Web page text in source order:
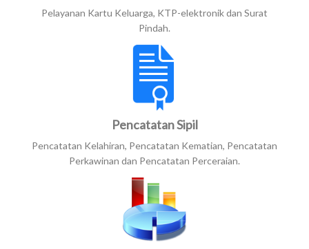
Pelayanan Kartu Keluarga, KTP-elektronik dan Surat
Pindah.
Pencatatan Sipil
Pencatatan Kelahiran, Pencatatan Kematian, Pencatatan
Perkawinan dan Pencatatan Perceraian.